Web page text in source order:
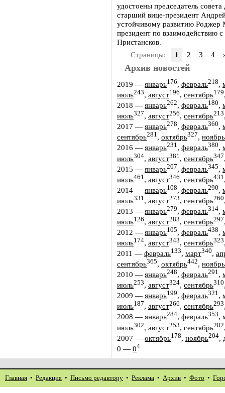
удостоены председатель
старший вице-президент
устойчивому развитию Роджер
президент по взаимодействию
Пристансков.
Страницы:
1 2 3 4
Архив новостей
2019 — январь176, февраль218,
июль243, август196, сентябрь179
2018 — январь262, февраль180,
июль327, август256, сентябрь213
2017 — январь278, февраль360,
сентябрь281, октябрь327, ноябрь
2016 — январь231, февраль380,
июль304, август381 , сентябрь347
2015 — январь207, февраль345,
июль461 , август346, сентябрь431
2014 — январь108, февраль290,
июль331 , август273, сентябрь260
2013 — январь279, февраль314,
июль126, август283, сентябрь297
2012 — январь105, февраль438,
июль174, август343, сентябрь323
2011 — февраль133, март340,
сентябрь365, октябрь442, ноябрь
2010 — январь248, февраль291,
июль253, август324, сентябрь310
2009 — январь199, февраль321,
июль187, август266, сентябрь293
2008 — январь284, февраль353,
июль302, август253, сентябрь282
2007 — октябрь178, ноябрь204,
0 — 04
Главная • Редакция • Письмо редактору • Реклама • Архив • Фото •